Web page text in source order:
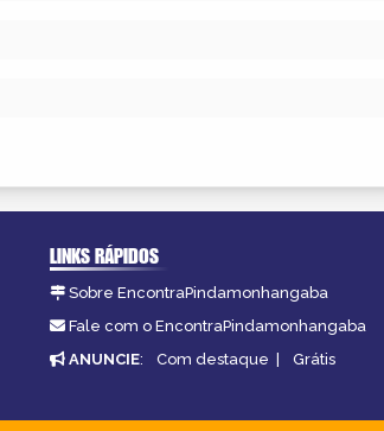
LINKS RÁPIDOS
Sobre EncontraPindamonhangaba
Fale com o EncontraPindamonhangaba
ANUNCIE: Com destaque | Grátis